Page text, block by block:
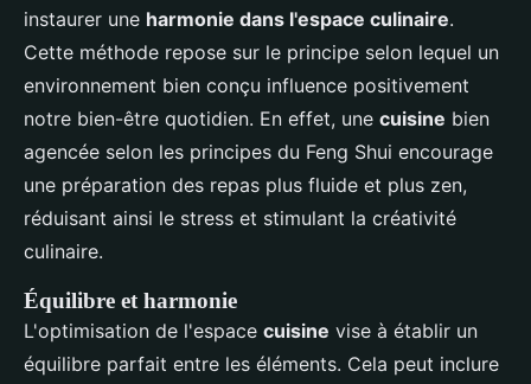
instaurer une harmonie dans l'espace culinaire.
Cette méthode repose sur le principe selon lequel un
environnement bien conçu influence positivement
notre bien-être quotidien. En effet, une cuisine bien
agencée selon les principes du Feng Shui encourage
une préparation des repas plus fluide et plus zen,
réduisant ainsi le stress et stimulant la créativité
culinaire.
Équilibre et harmonie
L'optimisation de l'espace cuisine vise à établir un
équilibre parfait entre les éléments. Cela peut inclure